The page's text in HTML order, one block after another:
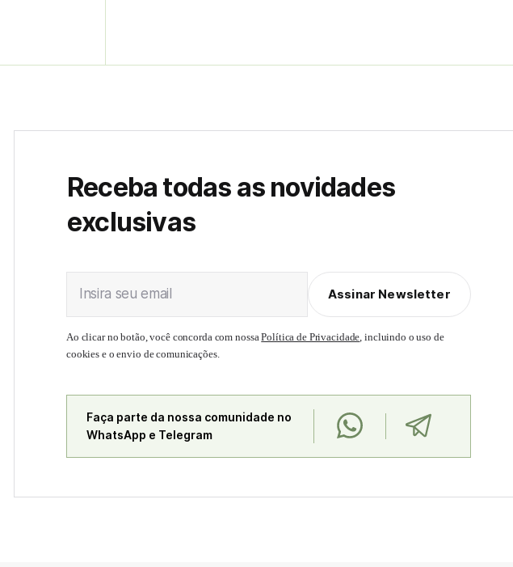
Receba todas as novidades
exclusivas
Insira seu email Assinar Newsletter
Ao clicar no botão, você concorda com nossaPolítica de Privacidade, incluindo o uso de
cookies e o envio de comunicações.
Faça parte da nossa comunidade no
WhatsApp e Telegram